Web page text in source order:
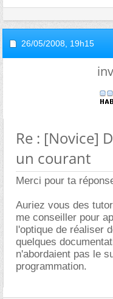
26/05/2008, 19h15
Re : [Novice]
un courant
Merci pour ta
Auriez vous des
me conseiller pour
l'optique de réaliser
quelques
n'abordaient pas le
programmation.